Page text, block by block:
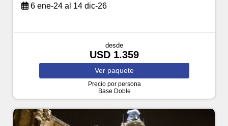
6 ene-24 al 14 dic-26
desde
USD 1.359
Ver paquete
Precio por persona
Base Doble